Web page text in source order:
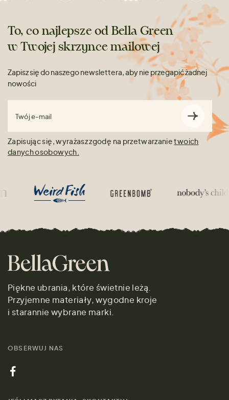
To, co najlepsze od Bella Green
w Twojej skrzynce mailowej
Zapisz się do naszego newslettera, aby nie przegapić żadnej
nowości
Twój e-mail
Zapisując się, wyrażasz zgodę na przetwarzanietwoich
danych osobowych.
Piękne ubrania, które świetnie leżą.
Przyjemne materiały, wygodne kroje
i starannie wybrane marki.
OBSERWUJ NAS